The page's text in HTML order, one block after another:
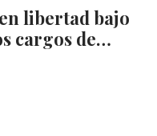
libertad bajo
cargos de…